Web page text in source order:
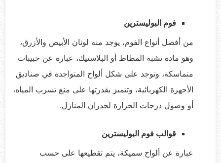
فوم البوليسترين
من أفضل أنواع الفوم، يوجد منه لونان الأبيض والأزرق،
وهو مادة تشبه المطاط أو البلاستيك، عبارة عن حبيبات
متماسكة، وتوجد على شكل ألواح المتواجدة في صناديق
الأجهزة الكهربائية، وتتميز بقدرتها على منع تسرب المياه،
أو وصول درجات الحرارة لجدران المنازل.
قوالب فوم البوليسترين
عبارة عن ألواح سميكة، يتم تقطيعها على حسب